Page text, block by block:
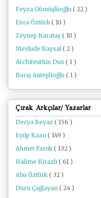
Feyza Gümüşlüoğlu ( 22 )
Esra Öztürk ( 10 )
Zeynep Karataş ( 10 )
Mevlude Baysal ( 2 )
Architeuthis Dux ( 1 )
Barış Anteplioğlu ( 1 )
Çırak Arkçılar/ Yazarlar
Derya Beyaz ( 156 )
Eyüp Kaan ( 149 )
Ahmet Faruk ( 132 )
Halime Kirazlı ( 61 )
Ahu Öztürk ( 32 )
Duru Çağlayan ( 24 )